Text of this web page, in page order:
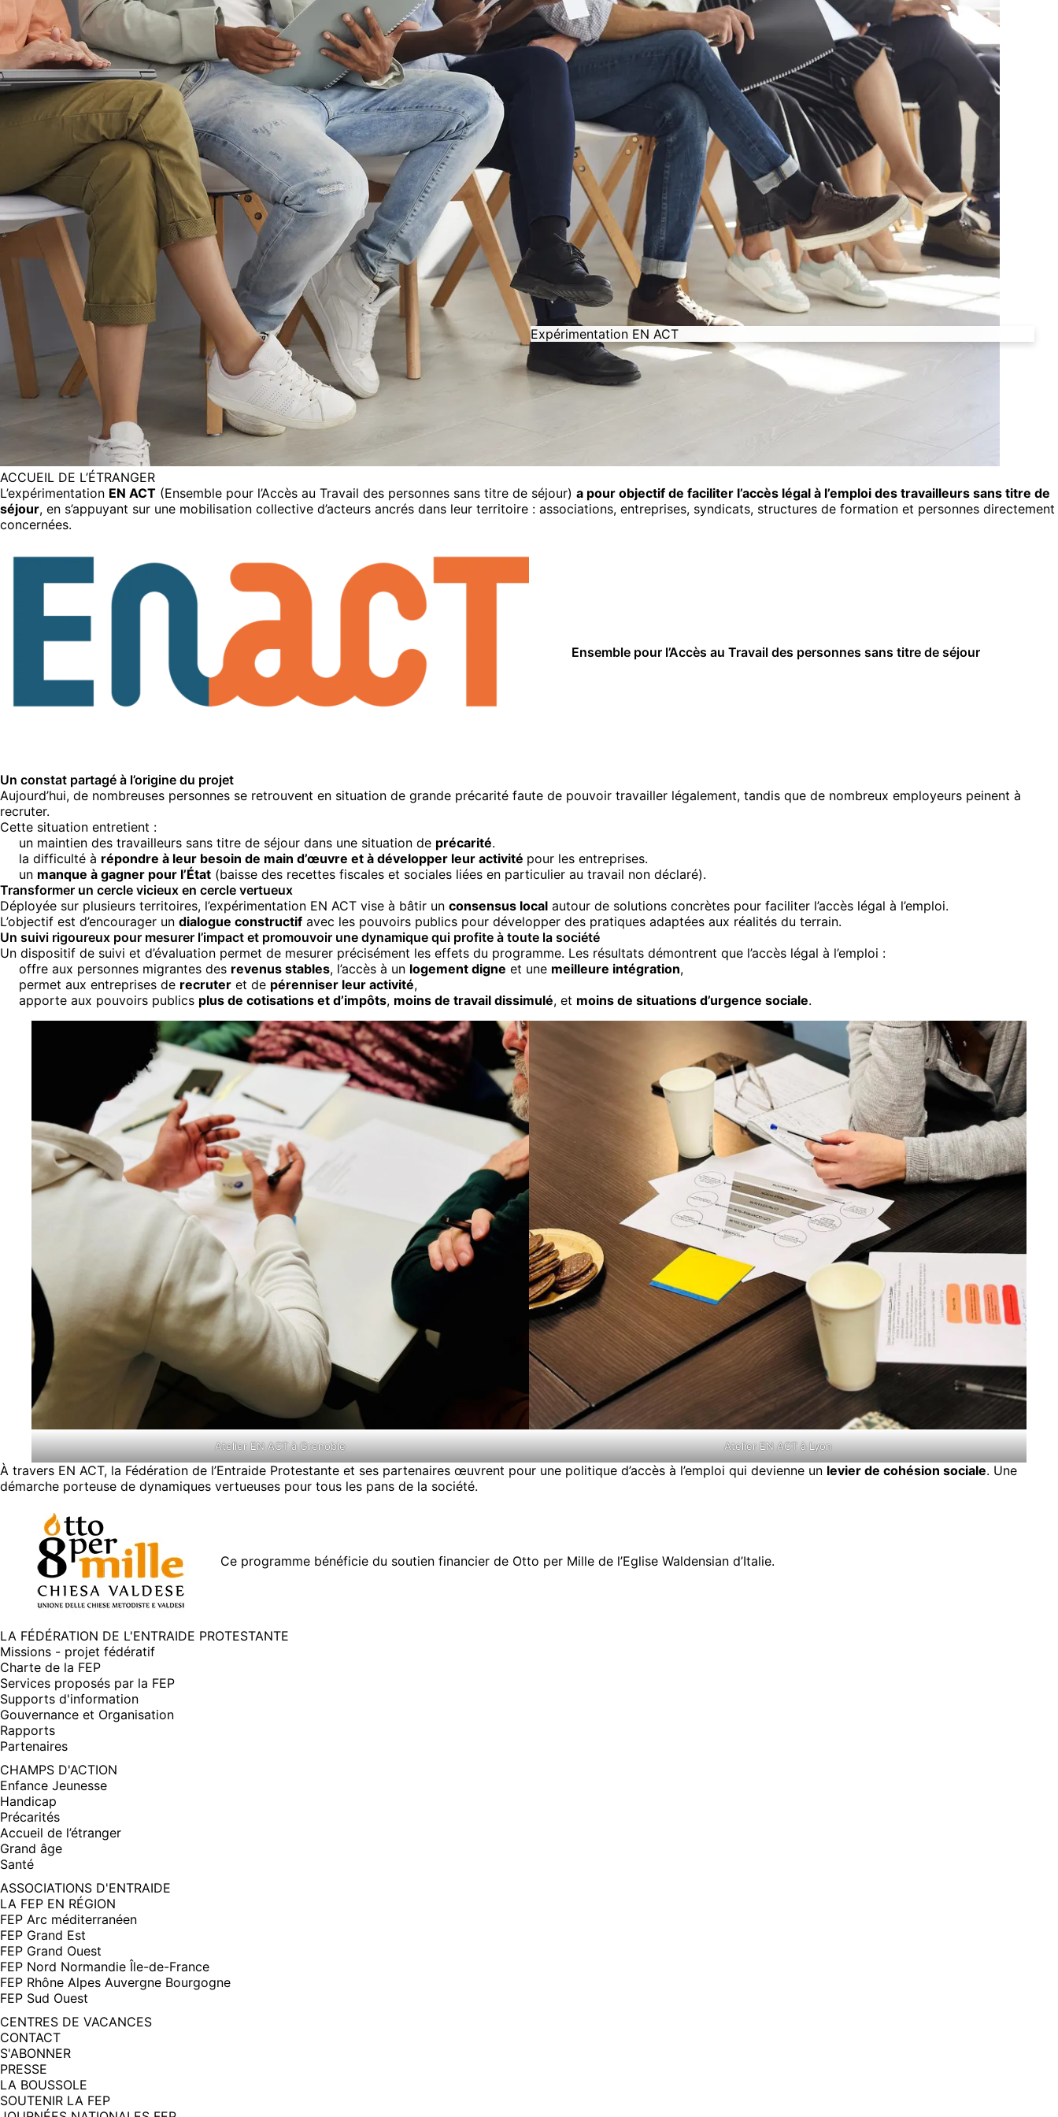
ACCUEIL DE L’ÉTRANGER
Expérimentation EN ACT
L’expérimentation EN ACT (Ensemble pour l’Accès au Travail des personnes sans titre de séjour) a pour objectif de faciliter l’accès légal à l’emploi des travailleurs sans titre de
séjour, en s’appuyant sur une mobilisation collective d’acteurs ancrés dans leur territoire : associations, entreprises, syndicats, structures de formation et personnes directement
concernées.
Ensemble pour l’Accès au Travail des personnes sans titre de séjour
Un constat partagé à l’origine du projet
Aujourd’hui, de nombreuses personnes se retrouvent en situation de grande précarité faute de pouvoir travailler légalement, tandis que de nombreux employeurs peinent à
recruter.
Cette situation entretient :
un maintien des travailleurs sans titre de séjour dans une situation de précarité.
la difficulté à répondre à leur besoin de main d’œuvre et à développer leur activité pour les entreprises.
un manque à gagner pour l’État (baisse des recettes fiscales et sociales liées en particulier au travail non déclaré).
Transformer un cercle vicieux en cercle vertueux
Déployée sur plusieurs territoires, l’expérimentation EN ACT vise à bâtir un consensus local autour de solutions concrètes pour faciliter l’accès légal à l’emploi.
L’objectif est d’encourager un dialogue constructif avec les pouvoirs publics pour développer des pratiques adaptées aux réalités du terrain.
Un suivi rigoureux pour mesurer l’impact et promouvoir une dynamique qui profite à toute la société
Un dispositif de suivi et d’évaluation permet de mesurer précisément les effets du programme. Les résultats démontrent que l’accès légal à l’emploi :
offre aux personnes migrantes des revenus stables, l’accès à un logement digne et une meilleure intégration,
permet aux entreprises de recruter et de pérenniser leur activité,
apporte aux pouvoirs publics plus de cotisations et d’impôts, moins de travail dissimulé, et moins de situations d’urgence sociale.
Atelier EN ACT à Grenoble Atelier EN ACT à Lyon
À travers EN ACT, la Fédération de l’Entraide Protestante et ses partenaires œuvrent pour une politique d’accès à l’emploi qui devienne un levier de cohésion sociale. Une
démarche porteuse de dynamiques vertueuses pour tous les pans de la société.
Ce programme bénéficie du soutien financier de Otto per Mille de l’Eglise Waldensian d’Italie.
LA FÉDÉRATION DE L'ENTRAIDE PROTESTANTE
Missions - projet fédératif
Charte de la FEP
Services proposés par la FEP
Supports d'information
Gouvernance et Organisation
Rapports
Partenaires
CHAMPS D'ACTION
Enfance Jeunesse
Handicap
Précarités
Accueil de l’étranger
Grand âge
Santé
ASSOCIATIONS D'ENTRAIDE
LA FEP EN RÉGION
FEP Arc méditerranéen
FEP Grand Est
FEP Grand Ouest
FEP Nord Normandie Île-de-France
FEP Rhône Alpes Auvergne Bourgogne
FEP Sud Ouest
CENTRES DE VACANCES
CONTACT
S'ABONNER
PRESSE
LA BOUSSOLE
SOUTENIR LA FEP